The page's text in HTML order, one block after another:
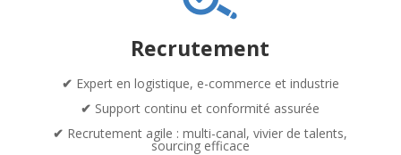
Recrutement
✔ Expert en logistique, e-commerce et industrie
✔ Support continu et conformité assurée
✔ Recrutement agile : multi-canal, vivier de talents,
sourcing efficace